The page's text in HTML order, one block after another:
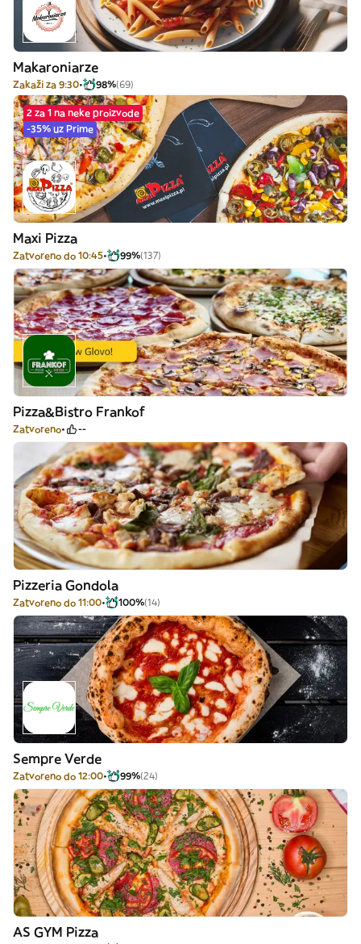
Makaroniarze
Zakaži za 9:30 98%(69)
2 za 1 na neke proizvode
-35% uz Prime
Maxi Pizza
Zatvoreno do 10:45 99%(137)
Pizza&Bistro Frankof
Zatvoreno --
Pizzeria Gondola
Zatvoreno do 11:00 100%(14)
Sempre Verde
Zatvoreno do 12:00 99%(24)
AS GYM Pizza